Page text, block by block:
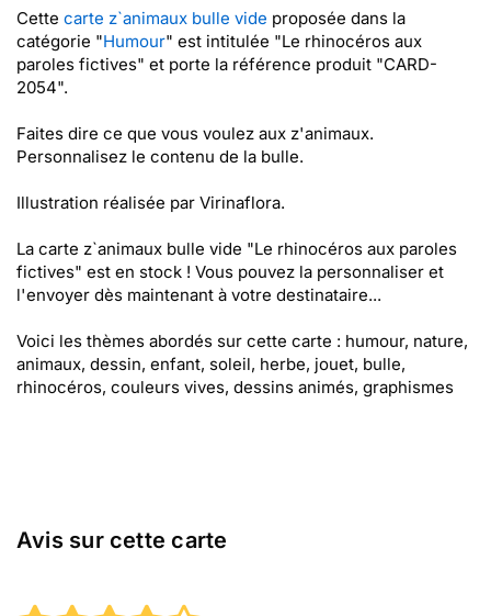
Cette carte z`animaux bulle vide proposée dans la
catégorie "Humour" est intitulée "Le rhinocéros aux
paroles fictives" et porte la référence produit "CARD-
2054".
Faites dire ce que vous voulez aux z'animaux.
Personnalisez le contenu de la bulle.
Illustration réalisée par Virinaflora.
La carte z`animaux bulle vide "Le rhinocéros aux paroles
fictives" est en stock ! Vous pouvez la personnaliser et
l'envoyer dès maintenant à votre destinataire...
Voici les thèmes abordés sur cette carte : humour, nature,
animaux, dessin, enfant, soleil, herbe, jouet, bulle,
rhinocéros, couleurs vives, dessins animés, graphismes
Avis sur cette carte